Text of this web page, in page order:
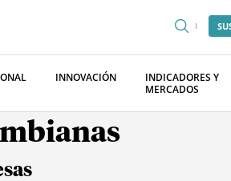
INNOVACIÓN
INDICADORES Y
MERCADOS